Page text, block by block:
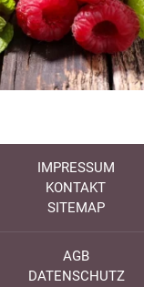
IMPRESSUM
KONTAKT
SITEMAP
AGB
DATENSCHUTZ